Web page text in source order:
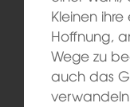
Kleinen
Hoffnung,
Wege zu
auch das